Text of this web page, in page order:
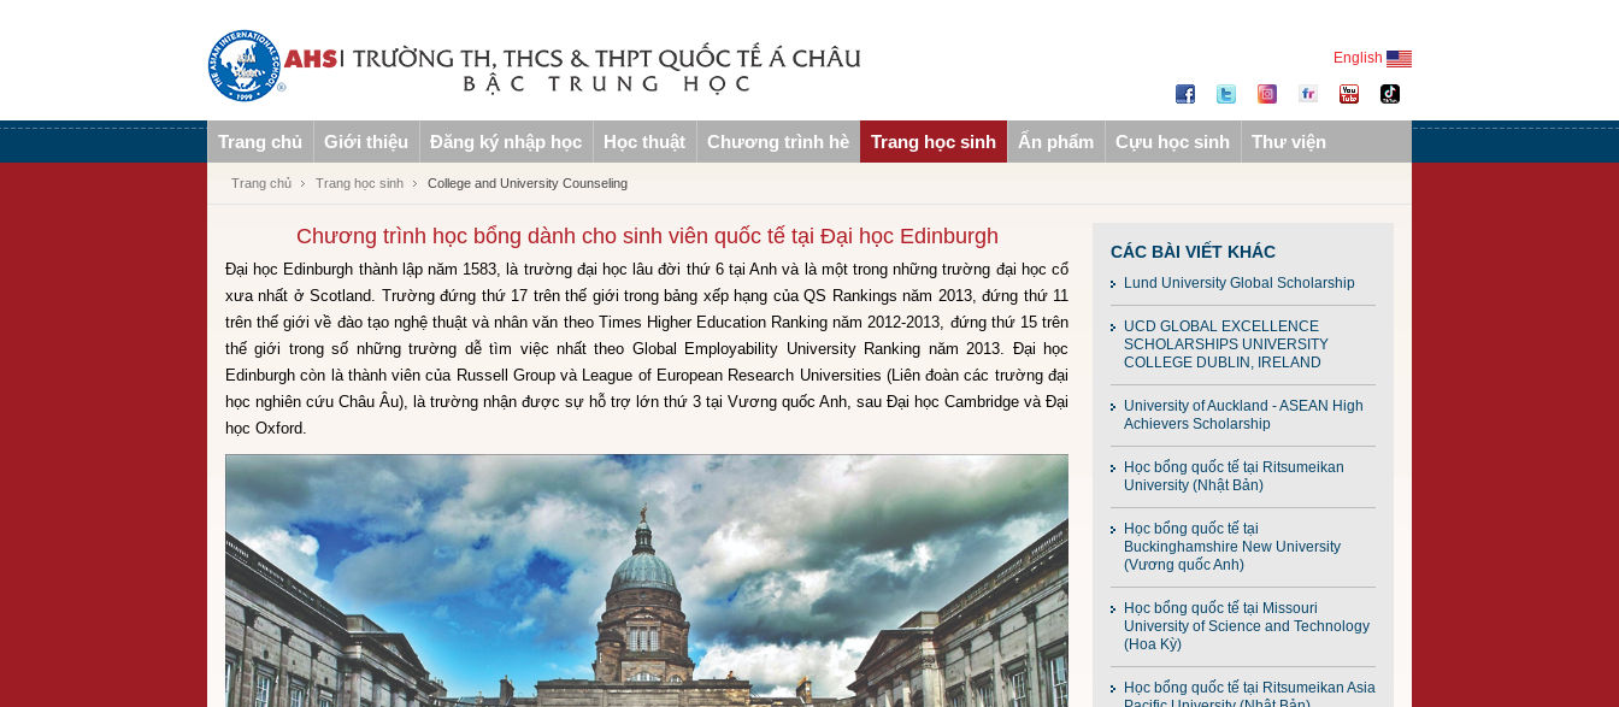
English
Trang chủ Giới thiệu Đăng ký nhập học Học thuật Chương trình hè Trang học sinh Ấn phẩm Cựu học sinh Thư viện
Trang chủ Trang học sinh College and University Counseling
Chương trình học bổng dành cho sinh viên quốc tế tại Đại học Edinburgh
Đại học Edinburgh thành lập năm 1583, là trường đại học lâu đời thứ 6 tại Anh và là một trong những trường đại học cổ
xưa nhất ở Scotland. Trường đứng thứ 17 trên thế giới trong bảng xếp hạng của QS Rankings năm 2013, đứng thứ 11
trên thế giới về đào tạo nghệ thuật và nhân văn theo Times Higher Education Ranking năm 2012-2013, đứng thứ 15 trên
thế giới trong số những trường dễ tìm việc nhất theo Global Employability University Ranking năm 2013. Đại học
Edinburgh còn là thành viên của Russell Group và League of European Research Universities (Liên đoàn các trường đại
học nghiên cứu Châu Âu), là trường nhận được sự hỗ trợ lớn thứ 3 tại Vương quốc Anh, sau Đại học Cambridge và Đại
học Oxford.
CÁC BÀI VIẾT KHÁC
Lund University Global Scholarship
UCD GLOBAL EXCELLENCE
SCHOLARSHIPS UNIVERSITY
COLLEGE DUBLIN, IRELAND
University of Auckland - ASEAN High
Achievers Scholarship
Học bổng quốc tế tại Ritsumeikan
University (Nhật Bản)
Học bổng quốc tế tại
Buckinghamshire New University
(Vương quốc Anh)
Học bổng quốc tế tại Missouri
University of Science and Technology
(Hoa Kỳ)
Học bổng quốc tế tại Ritsumeikan Asia